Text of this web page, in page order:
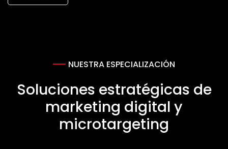
NUESTRA ESPECIALIZACIÓN
Soluciones estratégicas de
marketing digital y
microtargeting